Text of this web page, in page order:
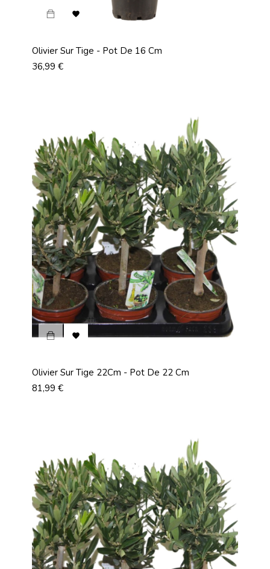

Olivier Sur Tige - Pot De 16 Cm
Prix
36,99 €

Olivier Sur Tige 22Cm - Pot De 22 Cm
Prix
81,99 €